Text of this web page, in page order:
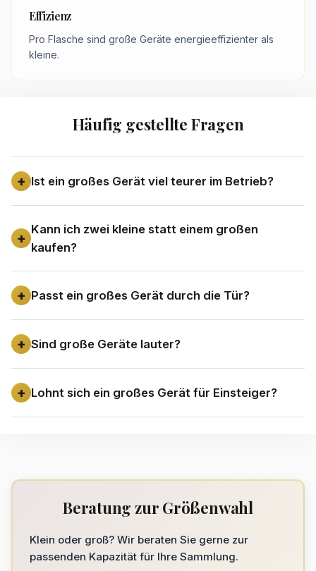
Effizienz
Pro Flasche sind große Geräte energieeffizienter als
kleine.
Häufig gestellte Fragen
Ist ein großes Gerät viel teurer im Betrieb?
Kann ich zwei kleine statt einem großen
kaufen?
Passt ein großes Gerät durch die Tür?
Sind große Geräte lauter?
Lohnt sich ein großes Gerät für Einsteiger?
Beratung zur Größenwahl
Klein oder groß? Wir beraten Sie gerne zur
passenden Kapazität für Ihre Sammlung.